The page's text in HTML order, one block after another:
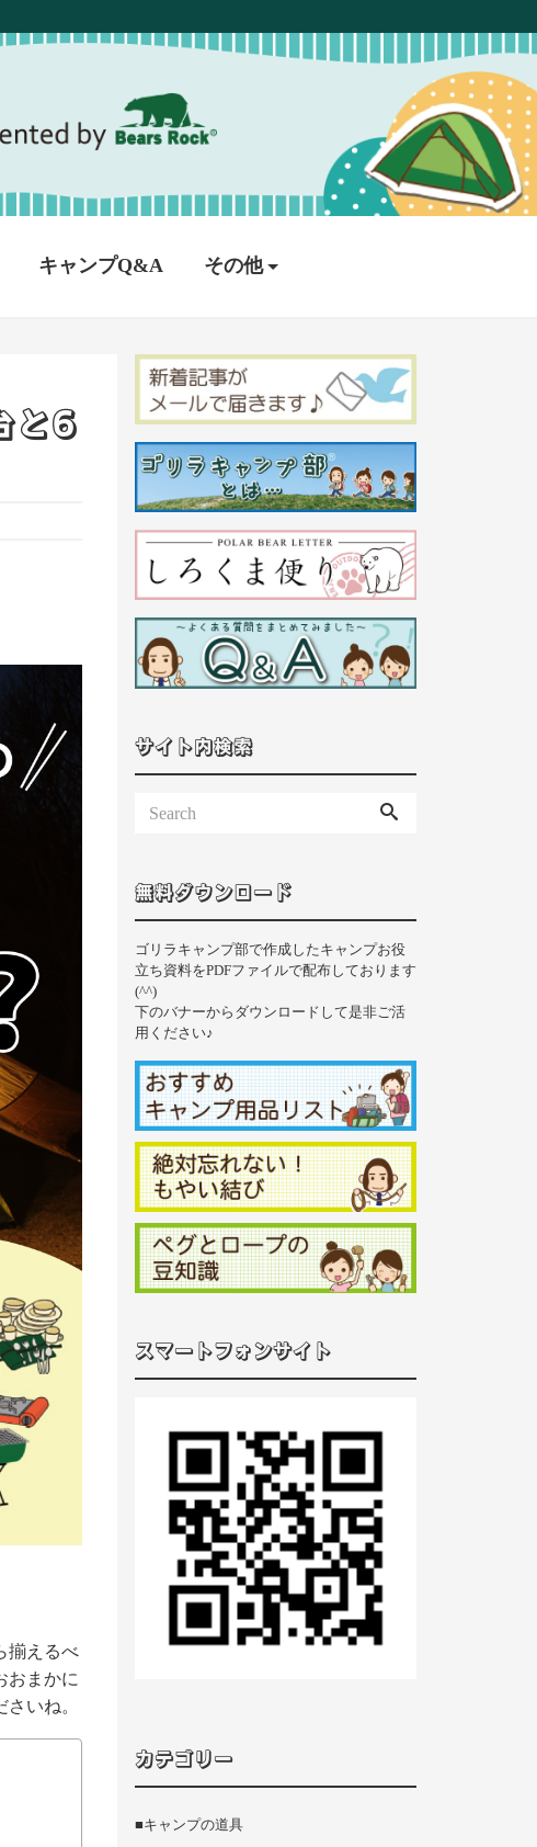
キャンプQ&A その他
と6
揃えるべ
おまかに
いね。
サイト内検索
無料ダウンロード
ゴリラキャンプ部で作成したキャンプお役
立ち資料をPDFファイルで配布しております
(^^)
下のバナーからダウンロードして是非ご活
用ください♪
スマートフォンサイト
カテゴリー
■キャンプの道具